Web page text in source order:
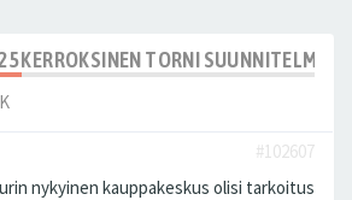
KERROKSINEN TORNI SUUNNITELMA
#102607
nykyinen kauppakeskus olisi tarkoitus